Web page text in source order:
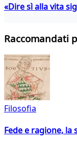
«Dire sì alla vita
Raccomandati
Filosofia
Fede e ragione, la